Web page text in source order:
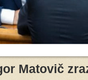
Matovič